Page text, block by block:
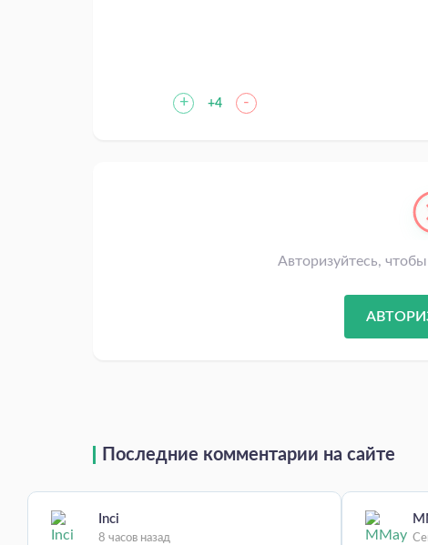
+ +4 -
Авторизуйтесь,
Последние комментарии на сайте
Inci
8 часов назад